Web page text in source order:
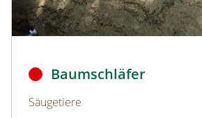
Naturlexikon: Baumschläfer
Baumschläfer
Säugetiere